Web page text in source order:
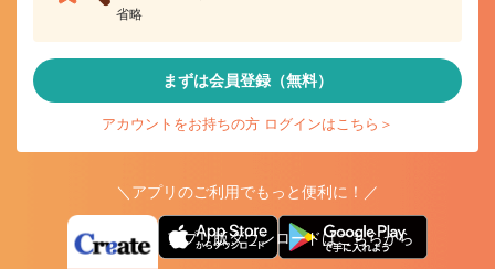
省略
まずは会員登録（無料）
アカウントをお持ちの方 ログインはこちら＞
＼アプリのご利用でもっと便利に！／
アプリ版ダウンロードはこちらから